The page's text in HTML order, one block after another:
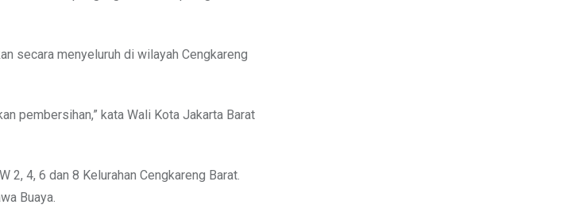
secara menyeluruh di wilayah Cengkareng
pembersihan,” kata Wali Kota Jakarta Barat
4, 6 dan 8 Kelurahan Cengkareng Barat.
Buaya.